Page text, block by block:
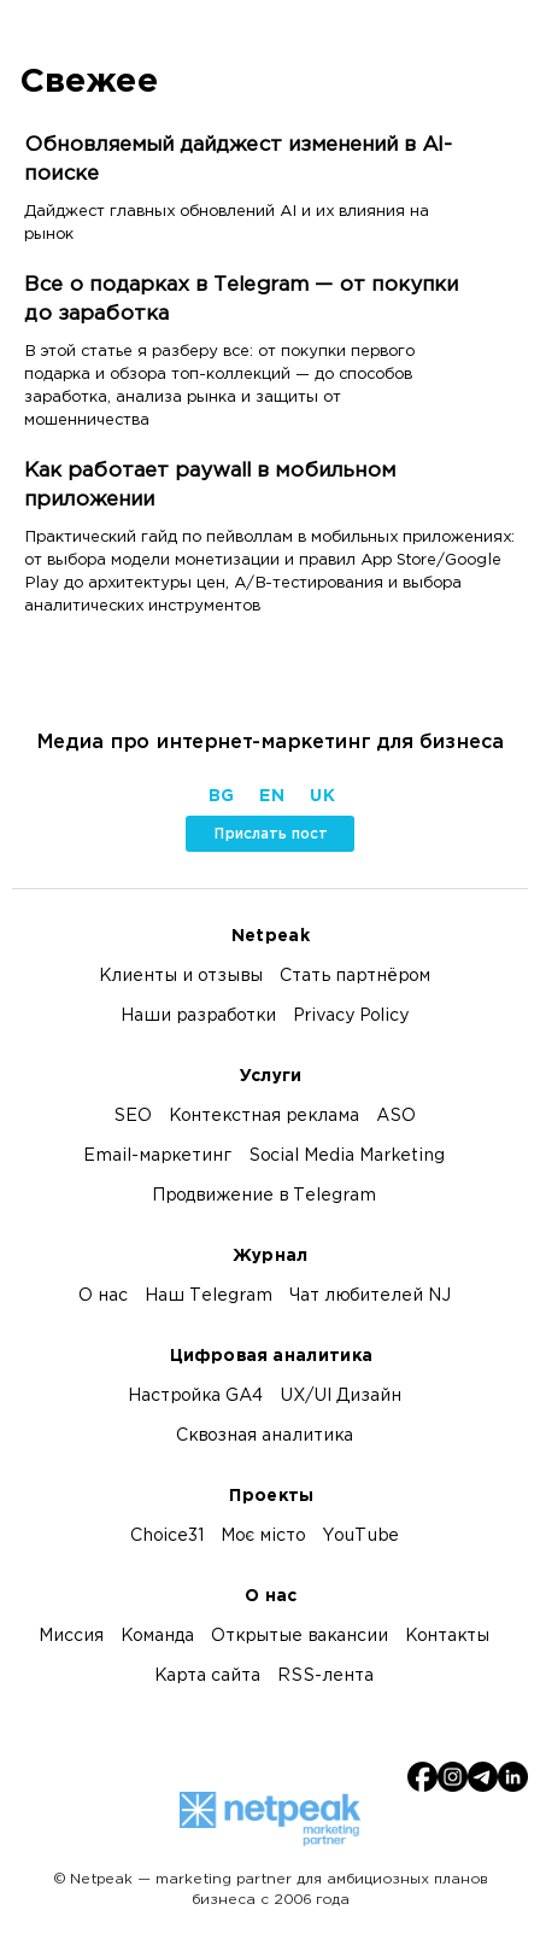
Свежее
Обновляемый дайджест изменений в AI-
поиске
Дайджест главных обновлений AI и их влияния на
рынок
Все о подарках в Telegram — от покупки
до заработка
В этой статье я разберу все: от покупки первого
подарка и обзора топ-коллекций — до способов
заработка, анализа рынка и защиты от
мошенничества
Как работает paywall в мобильном
приложении
Практический гайд по пейволлам в мобильных приложениях:
от выбора модели монетизации и правил App Store/Google
Play до архитектуры цен, A/B-тестирования и выбора
аналитических инструментов
Медиа про интернет-маркетинг для бизнеса
BG EN UK
Прислать пост
Netpeak
Клиенты и отзывы Стать партнёром
Наши разработки Privacy Policy
Услуги
SEO Контекстная реклама ASO
Email-маркетинг Social Media Marketing
Продвижение в Telegram
Журнал
О нас Наш Telegram Чат любителей NJ
Цифровая аналитика
Настройка GA4 UX/UI Дизайн
Сквозная аналитика
Проекты
Choice31 Моє місто YouTube
О нас
Миссия Команда Открытые вакансии Контакты
Карта сайта RSS-лента
© Netpeak — marketing partner для амбициозных планов
бизнеса с 2006 года